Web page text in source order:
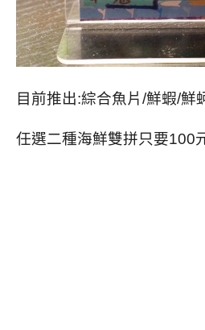
目前推出:綜合魚片/鮮蝦/鮮
任選二種海鮮雙拼只要100